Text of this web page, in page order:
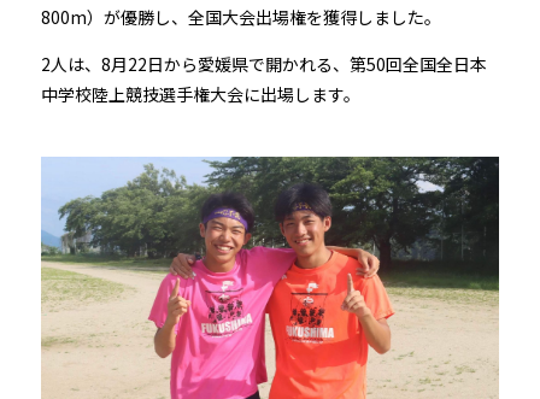
800m）が優勝し、全国大会出場権を獲得しました。
2人は、8月22日から愛媛県で開かれる、第50回全国全日本
中学校陸上競技選手権大会に出場します。